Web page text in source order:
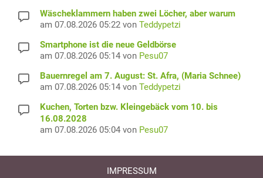
Wäscheklammern haben zwei Löcher, aber warum
am 07.08.2026 05:22 von Teddypetzi
Smartphone ist die neue Geldbörse
am 07.08.2026 05:14 von Pesu07
Bauernregel am 7. August: St. Afra, (Maria Schnee)
am 07.08.2026 05:14 von Teddypetzi
Kuchen, Torten bzw. Kleingebäck vom 10. bis
16.08.2028
am 07.08.2026 05:04 von Pesu07
IMPRESSUM